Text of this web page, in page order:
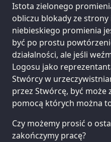
Istota zielonego
obliczu blokady ze
niebieskiego promienia
być po prostu
działalności, ale jeśli
Logosu jako
Stwórcy w
przez Stwórcę, być może
pomocą których można
Czy możemy prosić o
zakończymy pracę?